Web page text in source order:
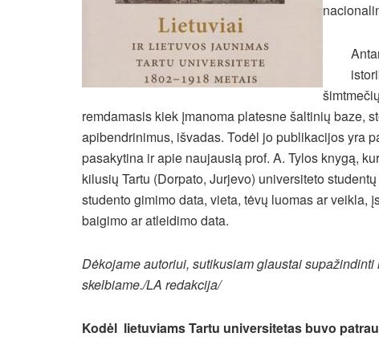
remdamasis kiek įmanoma platesne šaltinių baze,
apibendrinimus, išvadas. Todėl jo publikacijos yra
pasakytina ir apie naujausią prof. A. Tylos knygą,
kilusių Tartu (Dorpato, Jurjevo) universiteto
studento gimimo data, vieta, tėvų luomas ar veikla,
baigimo ar atleidimo data.
Dėkojame autoriui, sutikusiam glaustai
skelbiame./LA redakcija/
Kodėl lietuviams Tartu universitetas buvo